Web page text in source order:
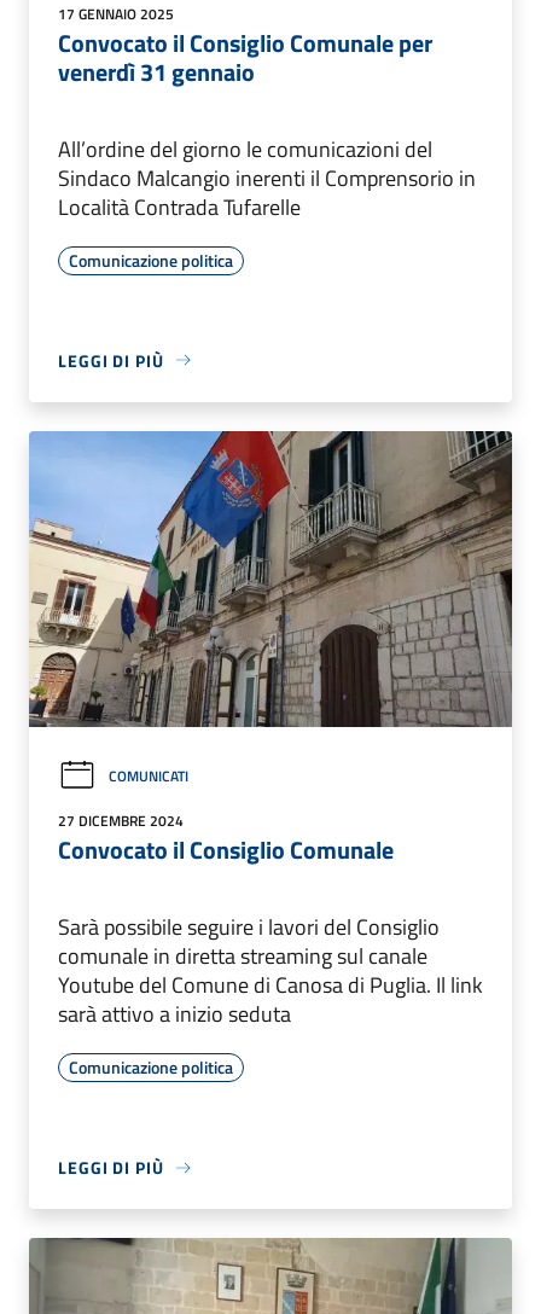
17 GENNAIO 2025
Convocato il Consiglio Comunale per
venerdì 31 gennaio
All’ordine del giorno le comunicazioni del
Sindaco Malcangio inerenti il Comprensorio in
Località Contrada Tufarelle
Comunicazione politica
LEGGI DI PIÙ
COMUNICATI
27 DICEMBRE 2024
Convocato il Consiglio Comunale
Sarà possibile seguire i lavori del Consiglio
comunale in diretta streaming sul canale
Youtube del Comune di Canosa di Puglia. Il link
sarà attivo a inizio seduta
Comunicazione politica
LEGGI DI PIÙ